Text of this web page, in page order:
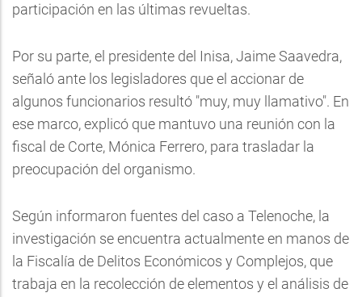
participación en las últimas revueltas.
Por su parte, el presidente del Inisa, Jaime Saavedra,
señaló ante los legisladores que el accionar de
algunos funcionarios resultó "muy, muy llamativo". En
ese marco, explicó que mantuvo una reunión con la
fiscal de Corte, Mónica Ferrero, para trasladar la
preocupación del organismo.
Según informaron fuentes del caso a Telenoche, la
investigación se encuentra actualmente en manos de
la Fiscalía de Delitos Económicos y Complejos, que
trabaja en la recolección de elementos y el análisis de